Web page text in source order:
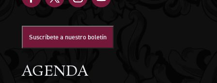
Suscríbete a nuestro boletín
AGENDA